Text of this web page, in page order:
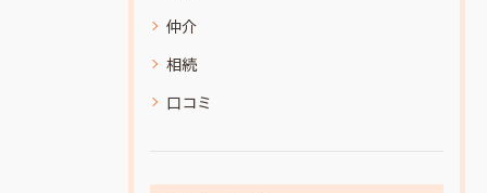
仲介
相続
口コミ